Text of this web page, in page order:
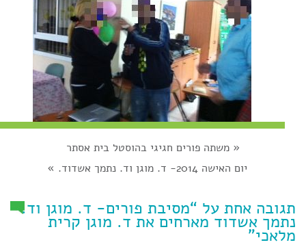
« משתה פורים חגיגי בהוסטל בית אסתר
יום האישה 2014- ד. מוגן וד. נתמך אשדוד.
»
תגובה אחת על “מסיבת פורים- ד. מוגן וד.
נתמך אשדוד מארחים את ד. מוגן קרית
מלאכי”